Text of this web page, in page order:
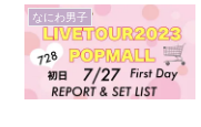
なにわ男子